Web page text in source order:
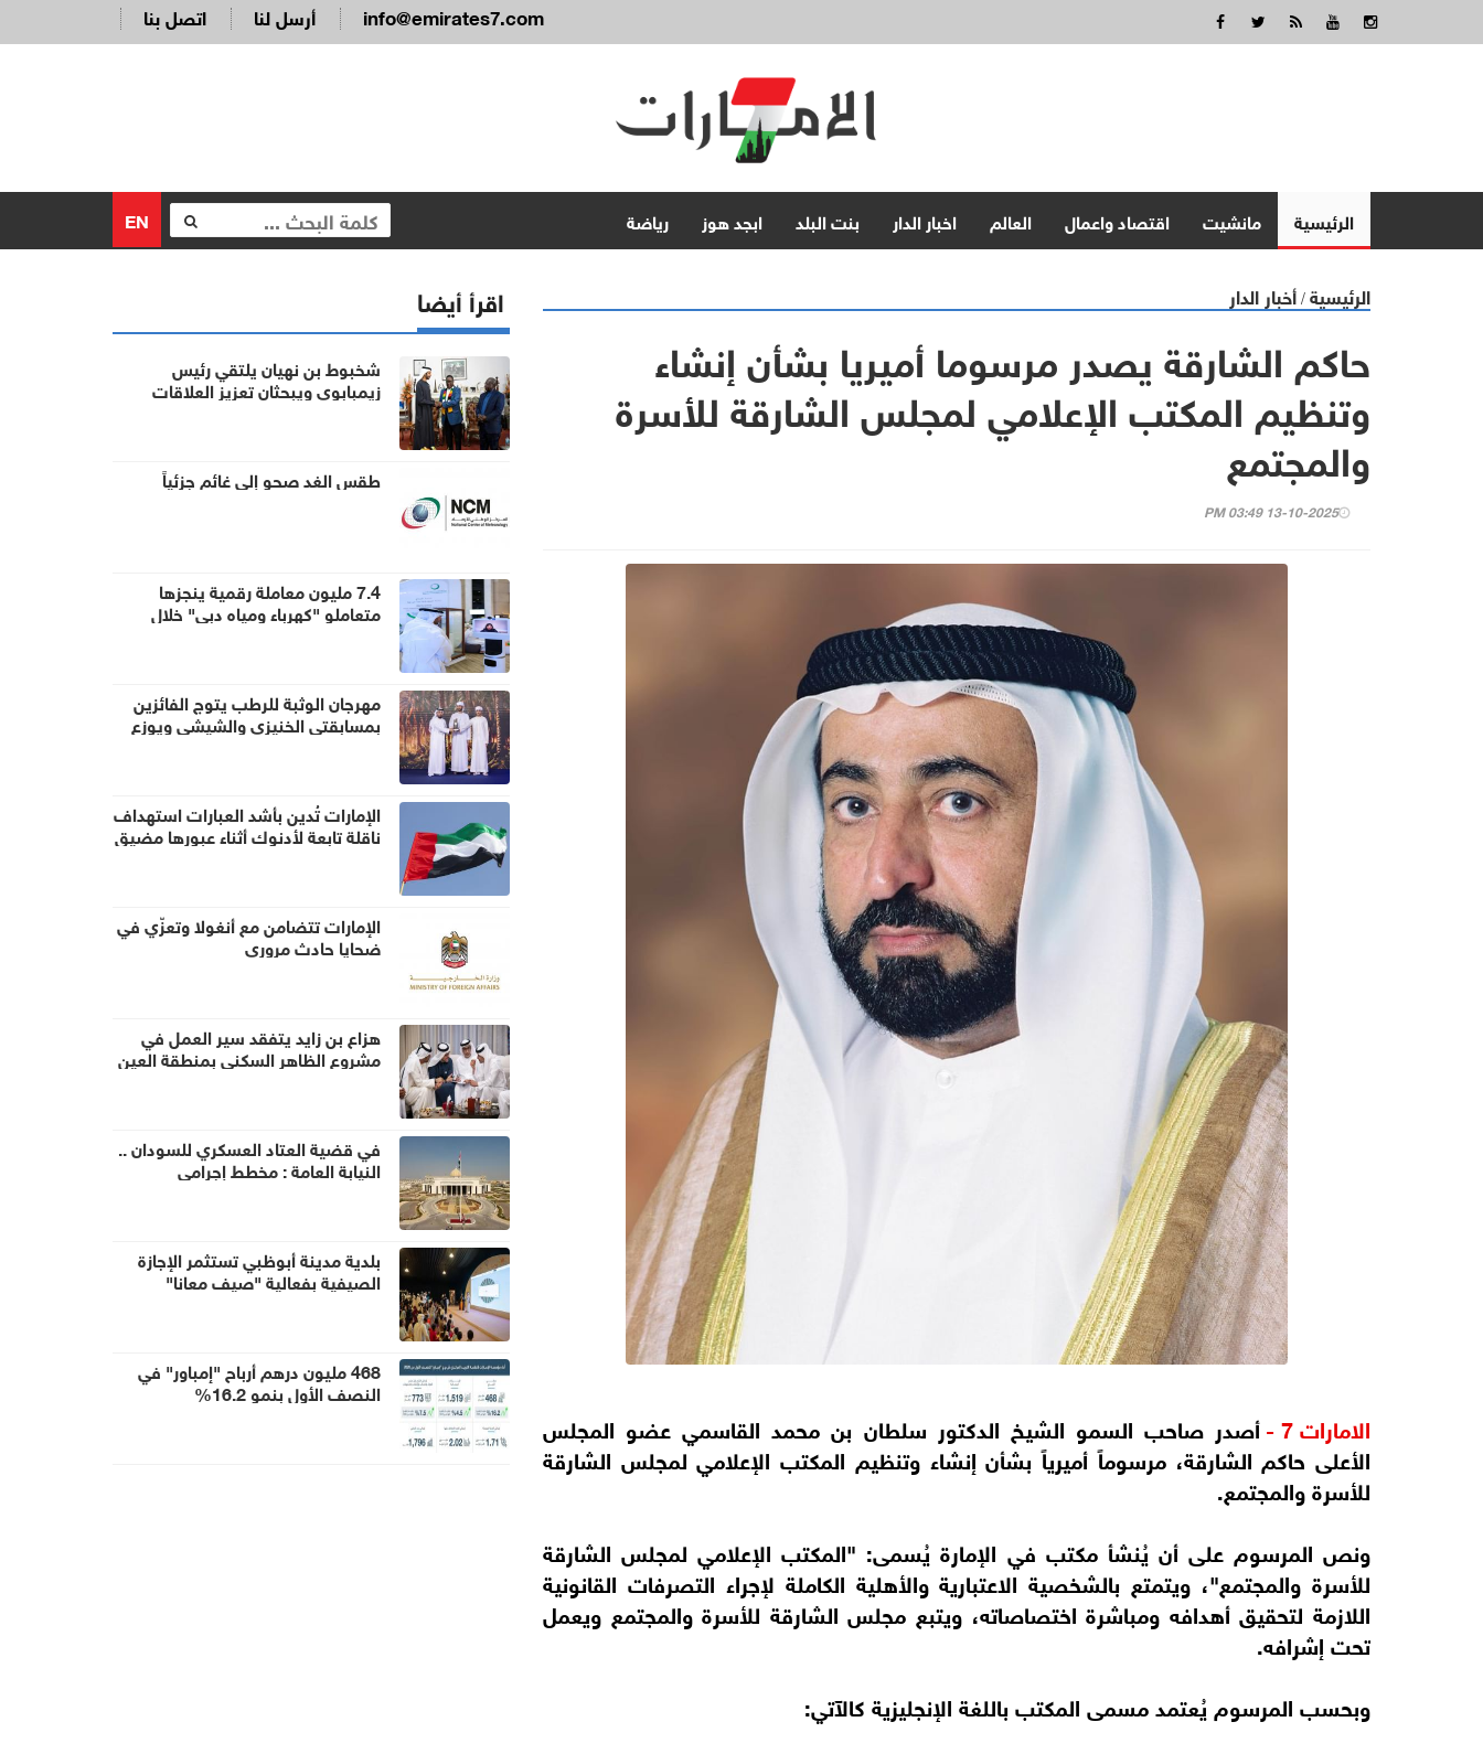
اتصل بنا أرسل لنا info@emirates7.com
الرئيسية مانشيت اقتصاد واعمال العالم اخبار الدار بنت البلد ابجد هوز رياضة EN
الرئيسية / أخبار الدار
حاكم الشارقة يصدر مرسوما أميريا بشأن إنشاء
وتنظيم المكتب الإعلامي لمجلس الشارقة للأسرة
والمجتمع
13-10-2025 03:49 PM
الامارات 7 -
أصدر صاحب السمو الشيخ الدكتور سلطان بن محمد القاسمي عضو المجلس
الأعلى حاكم الشارقة، مرسوماً أميرياً بشأن إنشاء وتنظيم المكتب الإعلامي لمجلس الشارقة
للأسرة والمجتمع.
ونص المرسوم على أن يُنشأ مكتب في الإمارة يُسمى: "المكتب الإعلامي لمجلس الشارقة
للأسرة والمجتمع"، ويتمتع بالشخصية الاعتبارية والأهلية الكاملة لإجراء التصرفات القانونية
اللازمة لتحقيق أهدافه ومباشرة اختصاصاته، ويتبع مجلس الشارقة للأسرة والمجتمع ويعمل
تحت إشرافه.
وبحسب المرسوم يُعتمد مسمى المكتب باللغة الإنجليزية كالآتي:
اقرأ أيضا
شخبوط بن نهيان يلتقي رئيس
زيمبابوي ويبحثان تعزيز العلاقات
طقس الغد صحو إلى غائم جزئياً
7.4 مليون معاملة رقمية ينجزها
متعاملو "كهرباء ومياه دبي" خلال
مهرجان الوثبة للرطب يتوج الفائزين
بمسابقتي الخنيزي والشيشي ويوزع
الإمارات تُدين بأشد العبارات استهداف
ناقلة تابعة لأدنوك أثناء عبورها مضيق
الإمارات تتضامن مع أنغولا وتعزّي في
ضحايا حادث مروري
هزاع بن زايد يتفقد سير العمل في
مشروع الظاهر السكني بمنطقة العين
في قضية العتاد العسكري للسودان ..
النيابة العامة : مخطط إجرامي
بلدية مدينة أبوظبي تستثمر الإجازة
الصيفية بفعالية "صيف معانا"
468 مليون درهم أرباح "إمباور" في
النصف الأول بنمو 16.2%